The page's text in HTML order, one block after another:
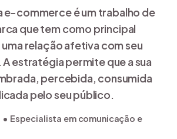
e-commerce é um trabalho de
que tem como principal
relação afetiva com seu
estratégia permite que a sua
percebida, consumida
pelo seu público.
• Especialista em comunicação e